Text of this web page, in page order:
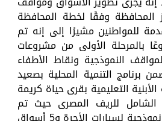
المحافظة وفقًا لخطة المحافظة
للمواطنين مشيرًا إلى إنه تم
من 14 مشروعًا بالمرحلة الأولى من مشروعات
النموذجية ونقاط الأطفاء
برنامج التنمية المحلية بصعيد
التعليمية بقرى حياة كريمة
الشامل للريف المصرى حيث تم